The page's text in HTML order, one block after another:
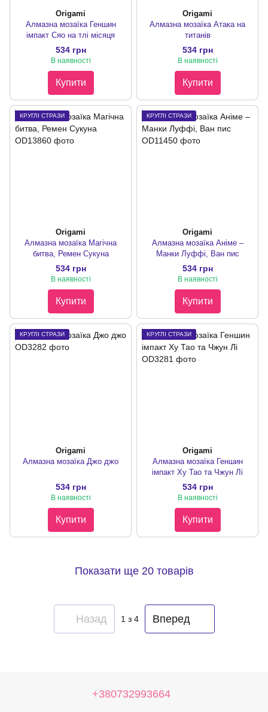
Origami
Алмазна мозаїка Геншин
імпакт Сяо на тлі місяця
534 грн
В наявності
Купити
Origami
Алмазна мозаїка Атака на
титанів
534 грн
В наявності
Купити
КРУГЛІ СТРАЗИ
Origami
Алмазна мозаїка Магічна
битва, Ремен Сукуна
534 грн
В наявності
Купити
КРУГЛІ СТРАЗИ
Origami
Алмазна мозаїка Аніме –
Манки Луффі, Ван пис
534 грн
В наявності
Купити
КРУГЛІ СТРАЗИ
Origami
Алмазна мозаїка Джо джо
534 грн
В наявності
Купити
КРУГЛІ СТРАЗИ
Origami
Алмазна мозаїка Геншин
імпакт Ху Тао та Чжун Лі
534 грн
В наявності
Купити
Показати ще 20 товарів
Назад 1з 4 Вперед
+380732993664